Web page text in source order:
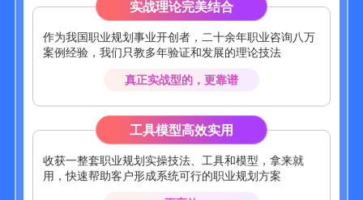
实战理论完美结合
作为我国职业规划事业开创者，二十余年职业咨询八万
案例经验，我们只教多年验证和发展的理论技法
真正实战型的，更靠谱
工具模型高效实用
收获一整套职业规划实操技法、工具和模型，拿来就
用，快速帮助客户形成系统可行的职业规划方案